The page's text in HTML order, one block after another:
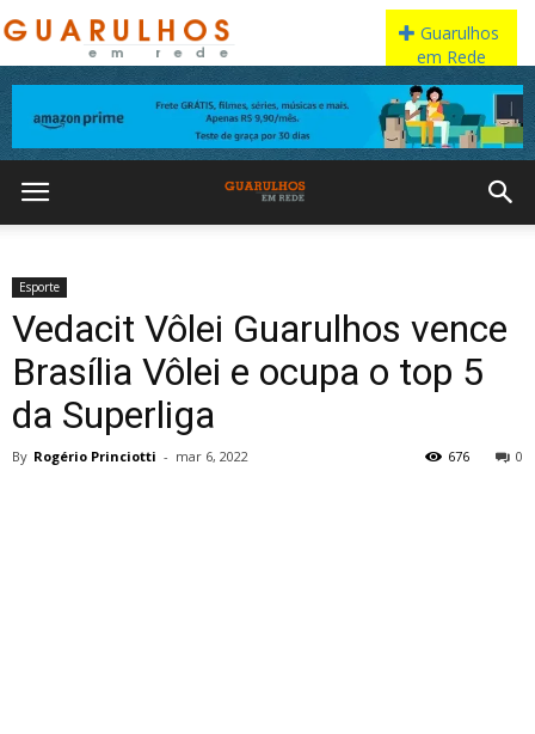
Esporte
Vedacit Vôlei Guarulhos vence
Brasília Vôlei e ocupa o top 5
da Superliga
By Rogério Princiotti - mar 6, 2022 0
676